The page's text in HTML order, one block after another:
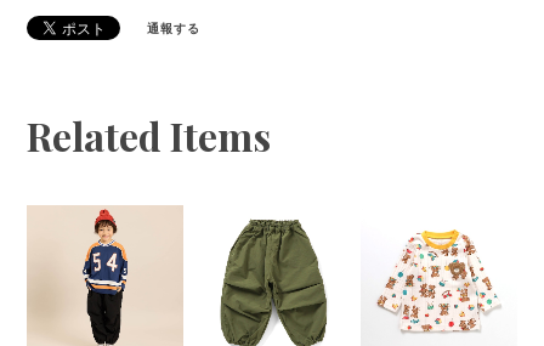
通報する
Related Items